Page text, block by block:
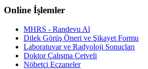
Online İşlemler
MHRS - Randevu Al
Dilek Görüş Öneri ve Şikayet Formu
Laboratuvar ve Radyoloji Sonuçları
Doktor Çalışma Cetveli
Nöbetçi Eczaneler